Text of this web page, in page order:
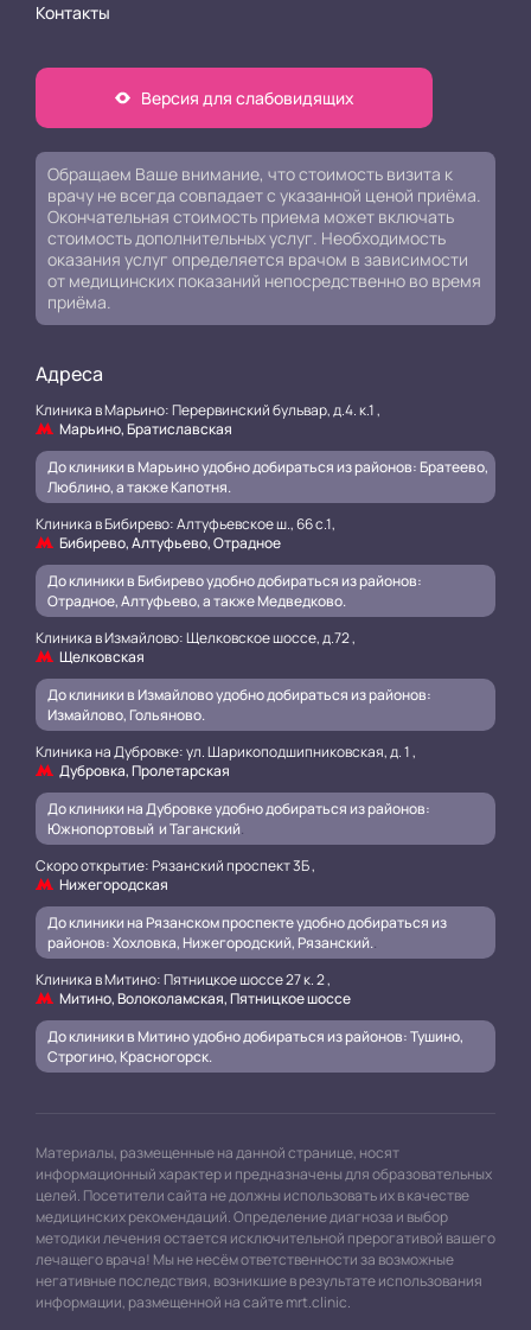
Контакты
Версия для слабовидящих
Обращаем Ваше внимание, что стоимость визита к
врачу не всегда совпадает с указанной ценой приёма.
Окончательная стоимость приема может включать
стоимость дополнительных услуг. Необходимость
оказания услуг определяется врачом в зависимости
от медицинских показаний непосредственно во время
приёма.
Адреса
Клиника в Марьино: Перервинский бульвар, д.4. к.1 ,
Марьино, Братиславская
До клиники в Марьино удобно добираться из районов: Братеево,
Люблино, а также Капотня.
Клиника в Бибирево: Алтуфьевское ш., 66 с.1,
Бибирево, Алтуфьево, Отрадное
До клиники в Бибирево удобно добираться из районов:
Отрадное, Алтуфьево, а также Медведково.
Клиника в Измайлово: Щелковское шоссе, д.72 ,
Щелковская
До клиники в Измайлово удобно добираться из районов:
Измайлово, Гольяново.
Клиника на Дубровке: ул. Шарикоподшипниковская, д. 1 ,
Дубровка, Пролетарская
До клиники на Дубровке удобно добираться из районов:
Южнопортовый и Таганский.
Скоро открытие: Рязанский проспект 3Б ,
Нижегородская
До клиники на Рязанском проспекте удобно добираться из
районов: Хохловка, Нижегородский, Рязанский..
Клиника в Митино: Пятницкое шоссе 27 к. 2 ,
Митино, Волоколамская, Пятницкое шоссе
До клиники в Митино удобно добираться из районов: Тушино,
Строгино, Красногорск.
Материалы, размещенные на данной странице, носят
информационный характер и предназначены для образовательных
целей. Посетители сайта не должны использовать их в качестве
медицинских рекомендаций. Определение диагноза и выбор
методики лечения остается исключительной прерогативой вашего
лечащего врача! Мы не несём ответственности за возможные
негативные последствия, возникшие в результате использования
информации, размещенной на сайте mrt.clinic.